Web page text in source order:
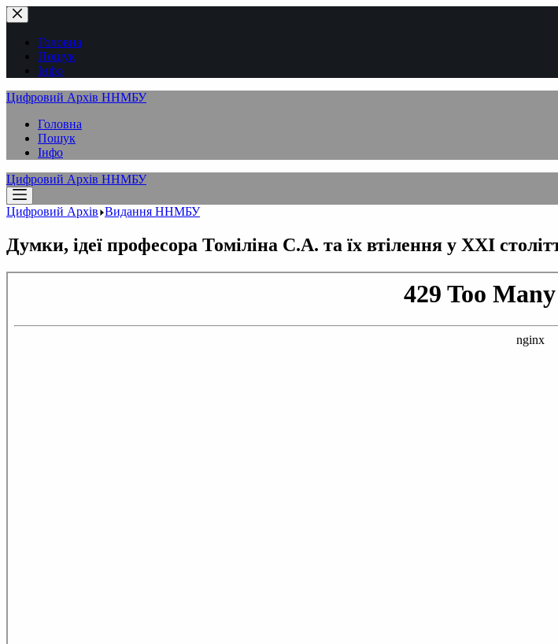
Перейти
до
вмістуГоловна
Пошук
Інфо
Цифровий Архів ННМБУ
Головна
Пошук
Інфо
Цифровий Архів ННМБУ
Цифровий Архів Видання ННМБУ
Думки, ідеї професора Томіліна С.А. та їх втілення у ХХI